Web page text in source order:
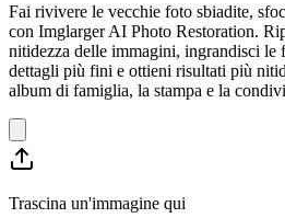
Fai rivivere le vecchie foto sbiadite,
con Imglarger AI Photo Restoration.
nitidezza delle immagini, ingrandisci le
dettagli più fini e ottieni risultati più
album di famiglia, la stampa e la
Trascina un'immagine qui